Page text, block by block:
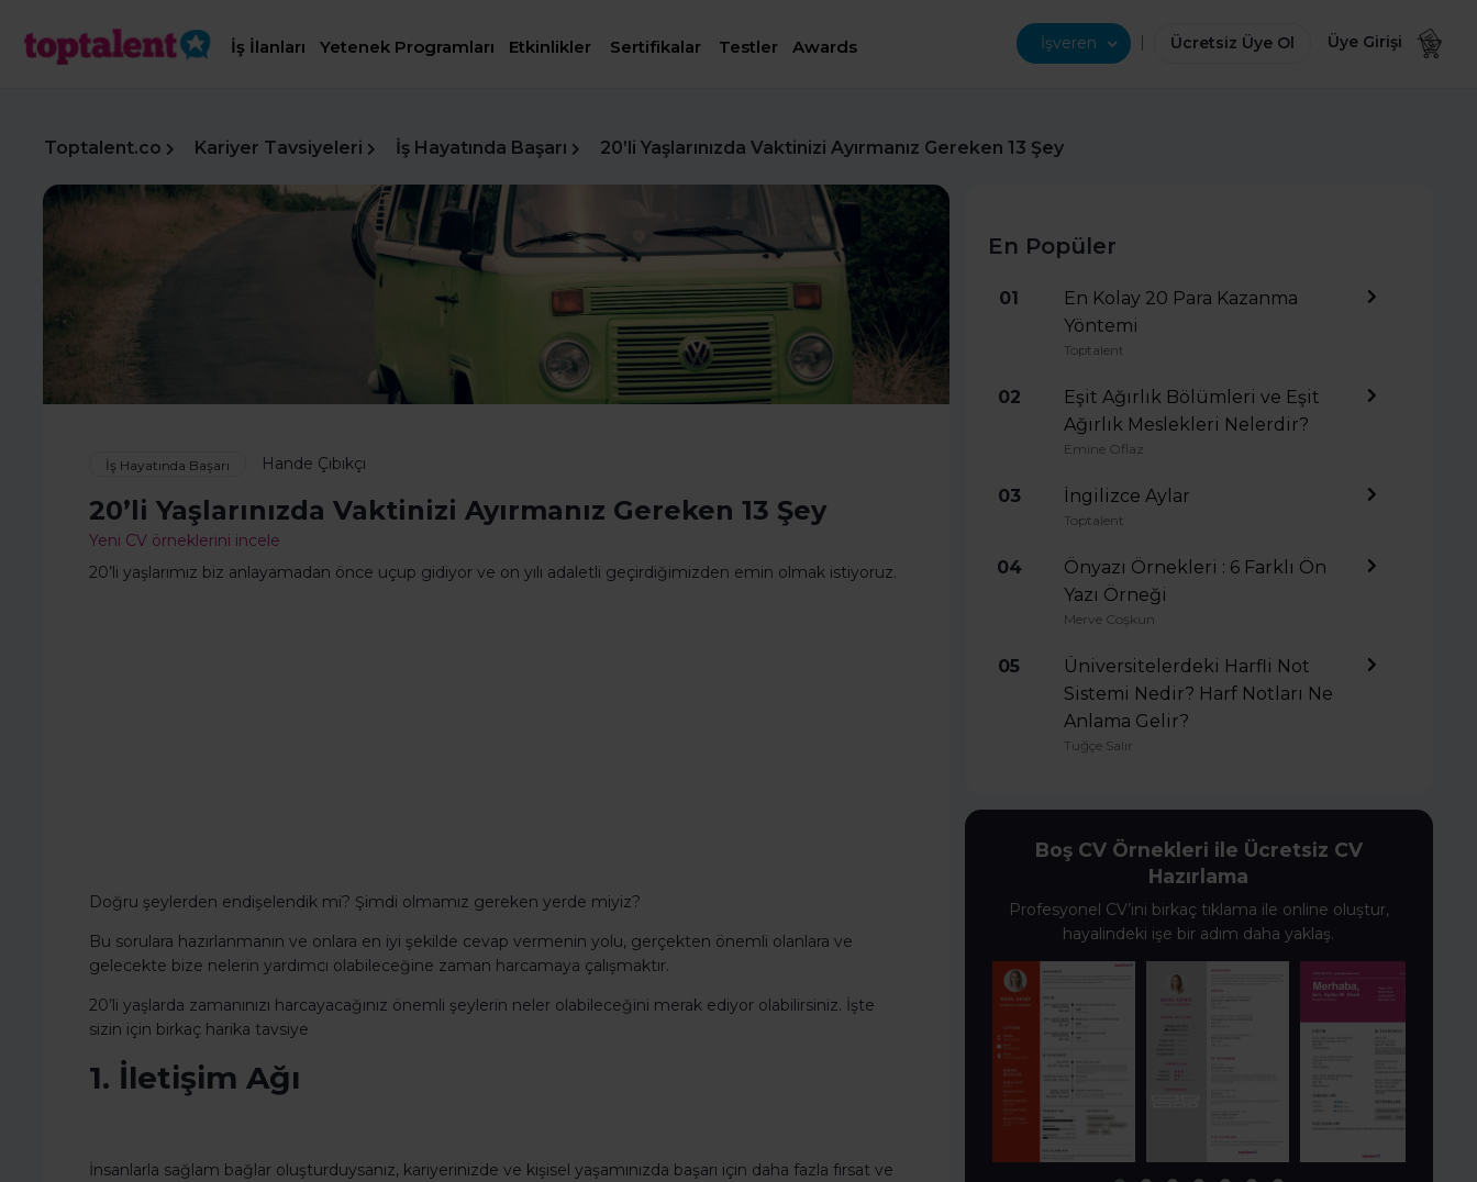
İş İlanları Yetenek Programları Etkinlikler Sertifikalar Testler Awards İşveren | Ücretsiz Üye Ol Üye Girişi
Toptalent.co Kariyer Tavsiyeleri İş Hayatında Başarı 20’li Yaşlarınızda Vaktinizi Ayırmanız Gereken 13 Şey
İş Hayatında Başarı Hande Çıbıkçı
20’li Yaşlarınızda Vaktinizi Ayırmanız Gereken 13 Şey
Yeni CV örneklerini incele
20’li yaşlarımız biz anlayamadan önce uçup gidiyor ve on yılı adaletli geçirdiğimizden emin olmak istiyoruz.
Doğru şeylerden endişelendik mi? Şimdi olmamız gereken yerde miyiz?
Bu sorulara hazırlanmanın ve onlara en iyi şekilde cevap vermenin yolu, gerçekten önemli olanlara ve
gelecekte bize nelerin yardımcı olabileceğine zaman harcamaya çalışmaktır.
20’li yaşlarda zamanınızı harcayacağınız önemli şeylerin neler olabileceğini merak ediyor olabilirsiniz. İşte
sizin için birkaç harika tavsiye
1. İletişim Ağı
İnsanlarla sağlam bağlar oluşturduysanız, kariyerinizde ve kişisel yaşamınızda başarı için daha fazla fırsat ve
En Popüler
01
En Kolay 20 Para Kazanma
Yöntemi
Toptalent
02
Eşit Ağırlık Bölümleri ve Eşit
Ağırlık Meslekleri Nelerdir?
Emine Oflaz
03 İngilizce Aylar
Toptalent
04
Önyazı Örnekleri : 6 Farklı Ön
Yazı Örneği
Merve Coşkun
05
Üniversitelerdeki Harfli Not
Sistemi Nedir? Harf Notları Ne
Anlama Gelir?
Tuğçe Salır
Boş CV Örnekleri ile Ücretsiz CV
Hazırlama
Profesyonel CV’ini birkaç tıklama ile online oluştur,
hayalindeki işe bir adım daha yaklaş.